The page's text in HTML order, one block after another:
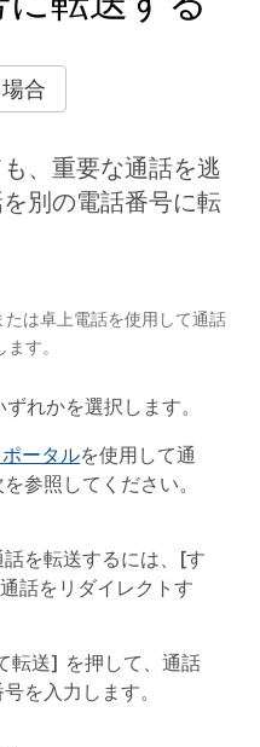
合
、重要な通話を逃
別の電話番号に転
は卓上電話を使用して通話
す。
れかを選択します。
ータルを使用して通
参照してください。
を転送するには、 [す
話をリダイレクトす
転送] を押して、通話
を入力します。